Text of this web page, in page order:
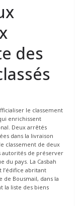
des
le classement
enrichissent
Deux arrêtés
dans la livraison
classement de deux
autorités de préserver
du pays. La Casbah
l’édifice abritant
de Bousmail, dans la
la liste des biens